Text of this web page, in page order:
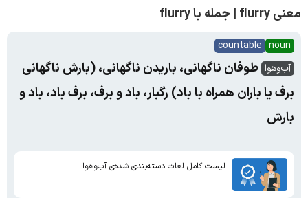
معنی flurry | جمله با flurry
noun
countable
آب‌و‌هوا طوفان ناگهانی، باریدن ناگهانی، (بارش ناگهانی
برف یا باران همراه با باد) رگبار، باد و برف، برف باد، باد و
بارش
لیست کامل لغات دسته‌بندی شده‌ی آب‌و‌هوا